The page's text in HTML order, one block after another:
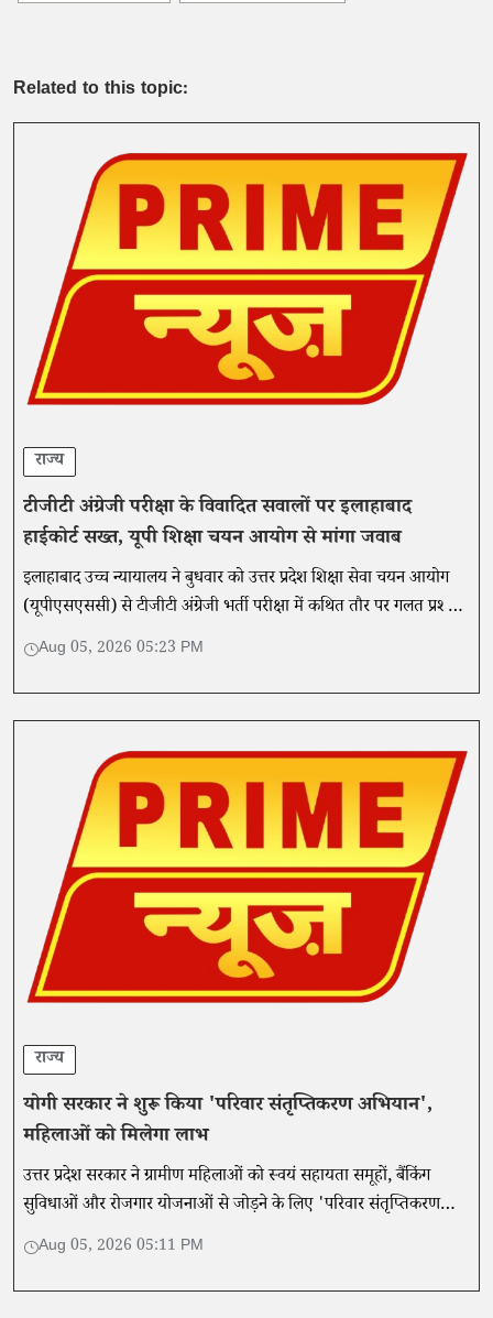
Related to this topic:
राज्य
टीजीटी अंग्रेजी परीक्षा के विवादित सवालों पर इलाहाबाद
हाईकोर्ट सख्त, यूपी शिक्षा चयन आयोग से मांगा जवाब
इलाहाबाद उच्च न्यायालय ने बुधवार को उत्तर प्रदेश शिक्षा सेवा चयन आयोग
(यूपीएसएससी) से टीजीटी अंग्रेजी भर्ती परीक्षा में कथित तौर पर गलत प्रश्नों
को चुनौती देने वाली याचिका पर जवाब मांगा।
Aug 05, 2026 05:23 PM
राज्य
योगी सरकार ने शुरू किया 'परिवार संतृप्तिकरण अभियान',
महिलाओं को मिलेगा लाभ
उत्तर प्रदेश सरकार ने ग्रामीण महिलाओं को स्वयं सहायता समूहों, बैंकिंग
सुविधाओं और रोजगार योजनाओं से जोड़ने के लिए 'परिवार संतृप्तिकरण
अभियान' शुरू किया है।
Aug 05, 2026 05:11 PM